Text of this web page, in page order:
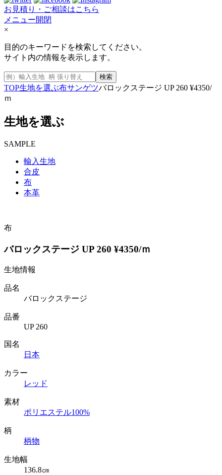
お見積り・ご相談はこちら
メニュー開閉
×
目的のキーワードを検索してください。
サイト内の情報を表示します。
検索
TOP生地を選ぶ布サンゲツバロックステージ UP 260 ¥4350/
ｍ
生地を選ぶ
SAMPLE
輸入生地
合皮
布
本革
布
バロックステージ UP 260 ¥4350/ｍ
生地情報
品名
バロックステージ
品番
UP 260
国名
日本
カラー
レッド
素材
ポリエステル100%
柄
柄物
生地幅
136.8㎝